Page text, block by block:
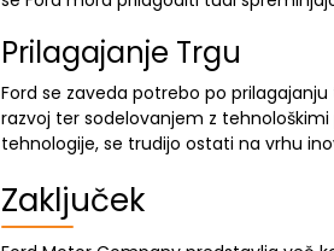
Prilagajanje Trgu
Ford se zaveda potrebo po
razvoj ter sodelovanjem z
tehnologije, se trudijo ostati na vrhu
Zaključek